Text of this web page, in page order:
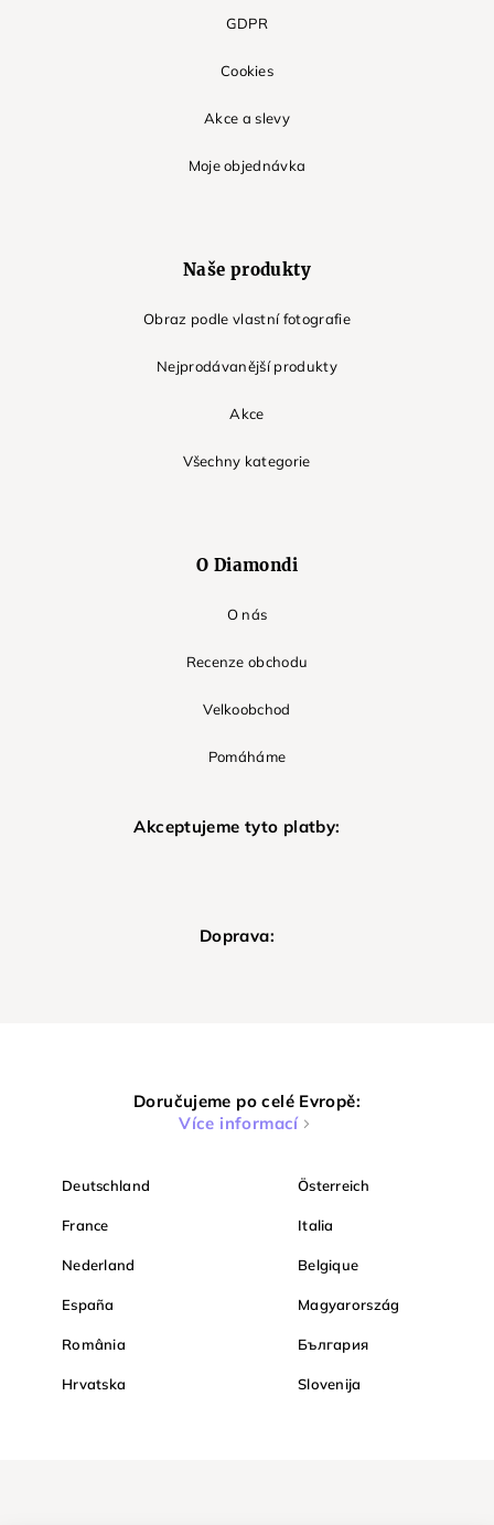
GDPR
Cookies
Akce a slevy
Moje objednávka
Naše produkty
Obraz podle vlastní fotografie
Nejprodávanější produkty
Akce
Všechny kategorie
O Diamondi
O nás
Recenze obchodu
Velkoobchod
Pomáháme
Akceptujeme tyto platby:
Doprava:
Doručujeme po celé Evropě:
Více informací
Deutschland Österreich
France Italia
Nederland Belgique
España Magyarország
România България
Hrvatska Slovenija